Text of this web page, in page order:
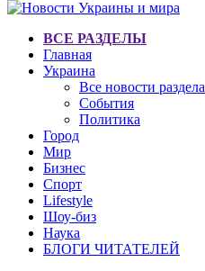
ВСЕ РАЗДЕЛЫ
Главная
Украина
Все новости раздела
События
Политика
Город
Мир
Бизнес
Спорт
Lifestyle
Шоу-биз
Наука
БЛОГИ ЧИТАТЕЛЕЙ